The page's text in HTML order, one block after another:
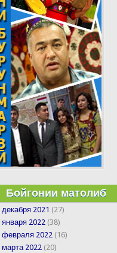
Бойгонии матолиб
декабря 2021 (27)
января 2022 (38)
февраля 2022 (16)
марта 2022 (20)